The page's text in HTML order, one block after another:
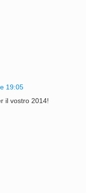
19:05
il vostro 2014!